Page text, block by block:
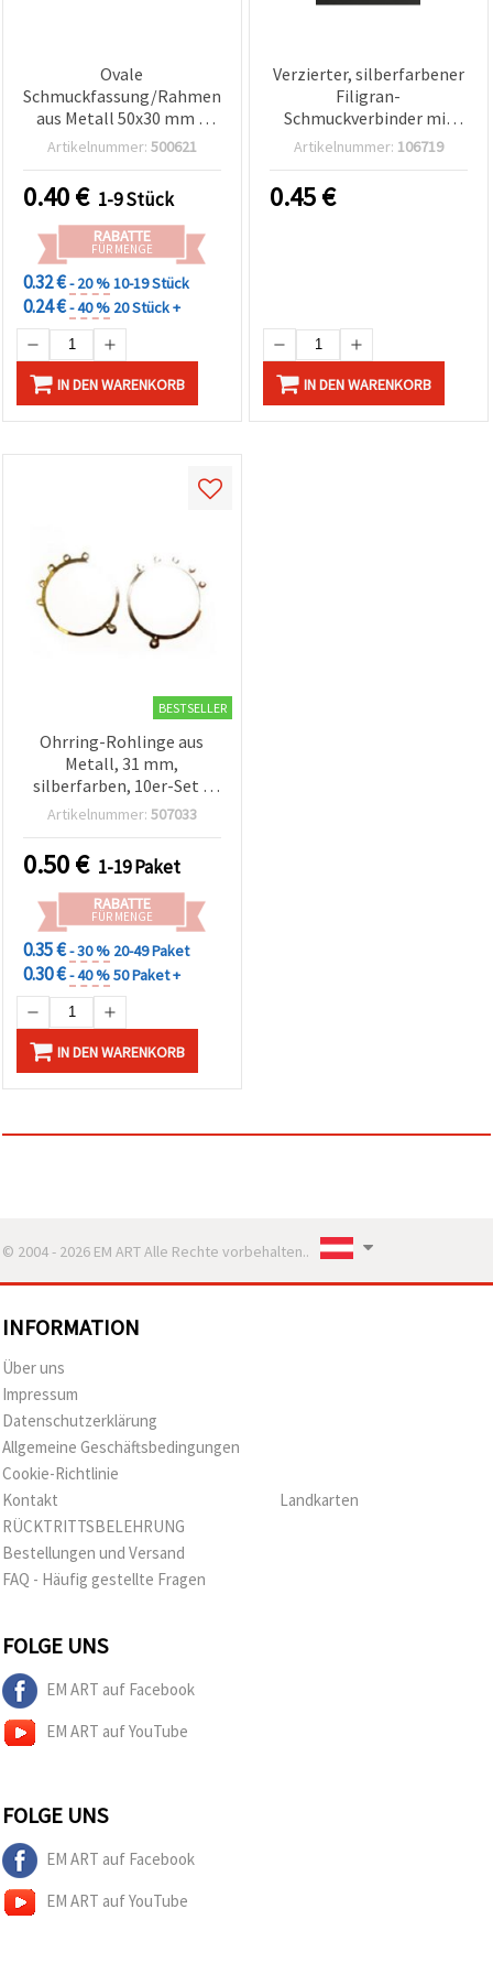
Ovale
Schmuckfassung/Rahmen
aus Metall 50x30 mm –
Verbinder, silberfarben,
Halsketten und Ohrringe,
DIY-Schmuckherstellung
Artikelnummer: 500621
0.40€ 1-9 Stück
RABATTE
FÜR MENGE
0.32 €- 20 %10-19 Stück
0.24 €- 40 % 20 Stück +
IN DEN WARENKORB
Verzierter, silberfarbener
Filigran-
Schmuckverbinder mit
innenliegendem
Metallkomponente mit
Blumenmotiv, 33×18×1
Artikelnummer: 106719
0.45€
IN DEN WARENKORB
BESTSELLER
Ohrring-Rohlinge aus
Metall, 31 mm,
silberfarben, 10er-Set –
Schmuckzubehör für DIY &
Artikelnummer: 507033
0.50€ 1-19 Paket
RABATTE
FÜR MENGE
0.35 €- 30 % 20-49 Paket
0.30 €- 40 %50 Paket +
IN DEN WARENKORB
© 2004 - 2026 EM ART Alle Rechte vorbehalten..
INFORMATION
Über uns
Impressum
Datenschutzerklärung
Allgemeine Geschäftsbedingungen
Cookie-Richtlinie
Kontakt
RÜCKTRITTSBELEHRUNG
Bestellungen und Versand
FAQ - Häufig gestellte Fragen
Landkarten
FOLGE UNS
EM ART auf Facebook
EM ART auf YouTube
FOLGE UNS
EM ART auf Facebook
EM ART auf YouTube